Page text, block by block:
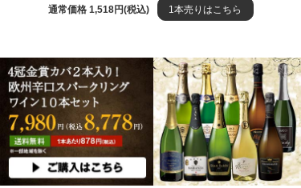
通常価格 1,518円(税込) 1本売りはこちら